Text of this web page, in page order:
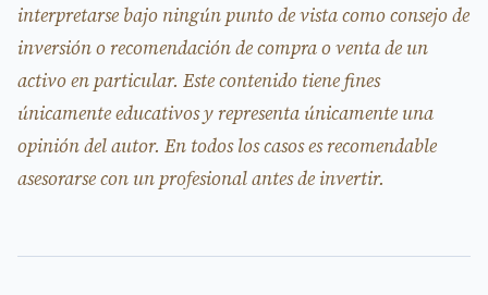
interpretarse bajo ningún punto de vista como consejo de
inversión o recomendación de compra o venta de un
activo en particular. Este contenido tiene fines
únicamente educativos y representa únicamente una
opinión del autor. En todos los casos es recomendable
asesorarse con un profesional antes de invertir.